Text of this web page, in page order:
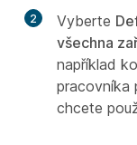
2 Vyberte
všechna
například
pracovníka
chcete